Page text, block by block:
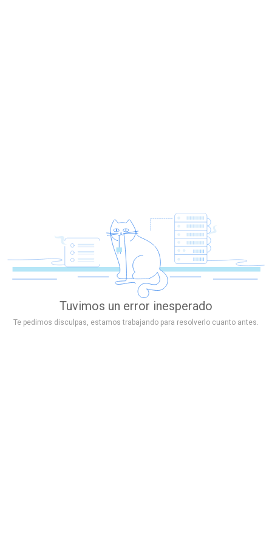
Tuvimos un error inesperado
Te pedimos disculpas, estamos trabajando para resolverlo cuanto antes.